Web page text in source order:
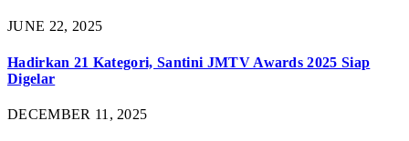
JUNE 22, 2025
Hadirkan 21 Kategori, Santini JMTV Awards 2025 Siap
Digelar
DECEMBER 11, 2025